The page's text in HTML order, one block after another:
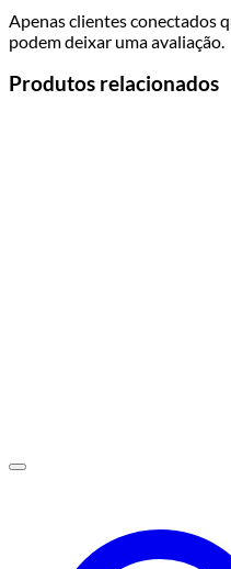
Apenas clientes conectados
podem deixar uma avaliação.
Produtos relacionados